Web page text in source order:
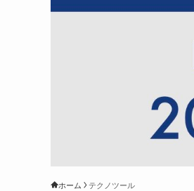
ホーム テクノツール